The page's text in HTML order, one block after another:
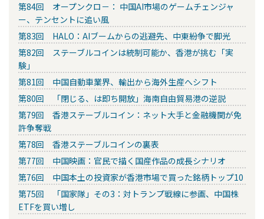
第84回 オープンクロ－： 中国AI市場のゲームチェンジャ
ー、テンセントに追い風
第83回 HALO：AIブームからの逃避先、中東紛争で脚光
第82回 ステーブルコインは統制可能か、香港が挑む「実
験」
第81回 中国自動車業界、輸出から海外生産へシフト
第80回 「閉じる、は即ち開放」海南自由貿易港の逆説
第79回 香港ステーブルコイン：ネット大手と金融機関が免
許争奪戦
第78回 香港ステーブルコインの裏表
第77回 中国映画：官民で描く国産作品の成長シナリオ
第76回 中国本土の投資家が香港市場で買った銘柄トップ10
第75回 「国家隊」その3：対トランプ戦線に参画、中国株
ETFを買い増し